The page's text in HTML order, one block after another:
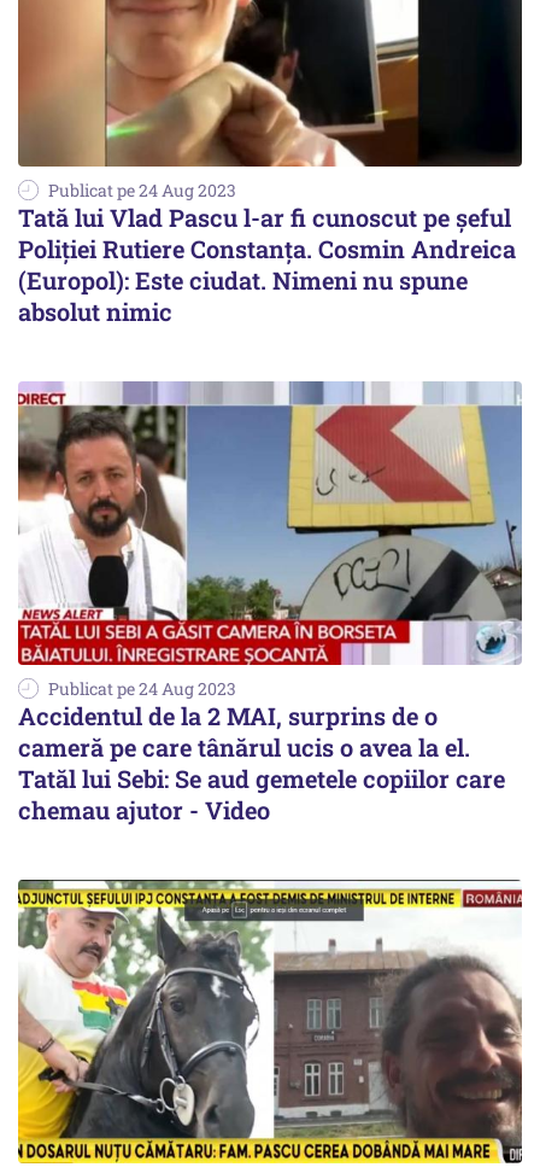
Publicat pe 24 Aug 2023
Tată lui Vlad Pascu l-ar fi cunoscut pe șeful
Poliției Rutiere Constanța. Cosmin Andreica
(Europol): Este ciudat. Nimeni nu spune
absolut nimic
Publicat pe 24 Aug 2023
Accidentul de la 2 MAI, surprins de o
cameră pe care tânărul ucis o avea la el.
Tatăl lui Sebi: Se aud gemetele copiilor care
chemau ajutor - Video